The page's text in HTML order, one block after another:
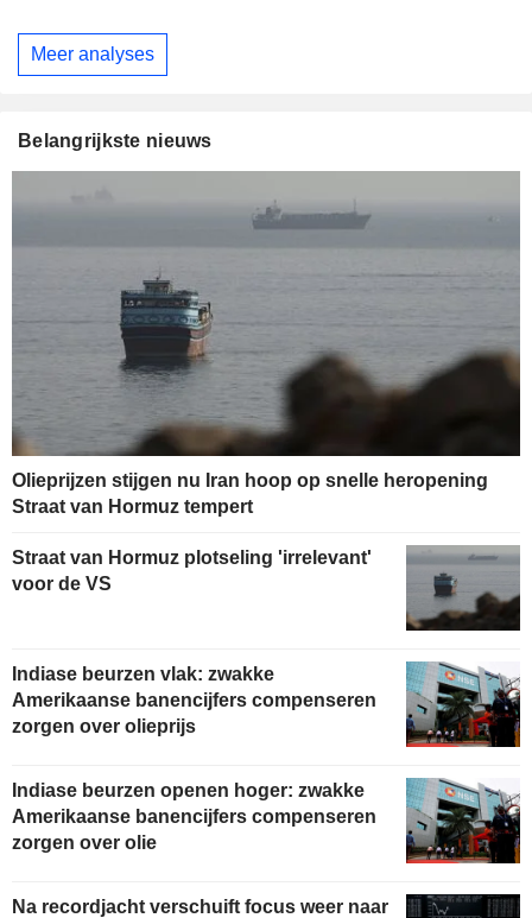
Meer analyses
Belangrijkste nieuws
Olieprijzen stijgen nu Iran hoop op snelle heropening
Straat van Hormuz tempert
Straat van Hormuz plotseling 'irrelevant'
voor de VS
Indiase beurzen vlak: zwakke
Amerikaanse banencijfers compenseren
zorgen over olieprijs
Indiase beurzen openen hoger: zwakke
Amerikaanse banencijfers compenseren
zorgen over olie
Na recordjacht verschuift focus weer naar